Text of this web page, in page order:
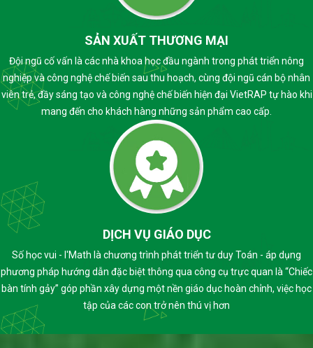
SẢN XUẤT THƯƠNG MẠI
Đội ngũ cố vấn là các nhà khoa học đầu ngành trong phát triển nông
nghiệp và công nghệ chế biến sau thu hoạch, cùng đội ngũ cán bộ nhân
viên trẻ, đầy sáng tạo và công nghệ chế biến hiện đại VietRAP tự hào khi
mang đến cho khách hàng những sản phẩm cao cấp.
DỊCH VỤ GIÁO DỤC
Số học vui - I'Math là chương trình phát triển tư duy Toán - áp dụng
phương pháp hướng dẫn đặc biệt thông qua công cụ trực quan là “Chiếc
bàn tính gảy” góp phần xây dựng một nền giáo dục hoàn chỉnh, việc học
tập của các con trở nên thú vị hơn